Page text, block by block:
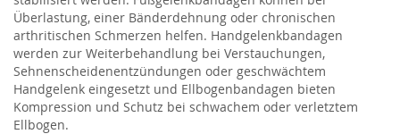
Überlastung, einer Bänderdehnung oder chronischen
arthritischen Schmerzen helfen. Handgelenkbandagen
werden zur Weiterbehandlung bei Verstauchungen,
Sehnenscheidenentzündungen oder geschwächtem
Handgelenk eingesetzt und Ellbogenbandagen bieten
Kompression und Schutz bei schwachem oder verletztem
Ellbogen.